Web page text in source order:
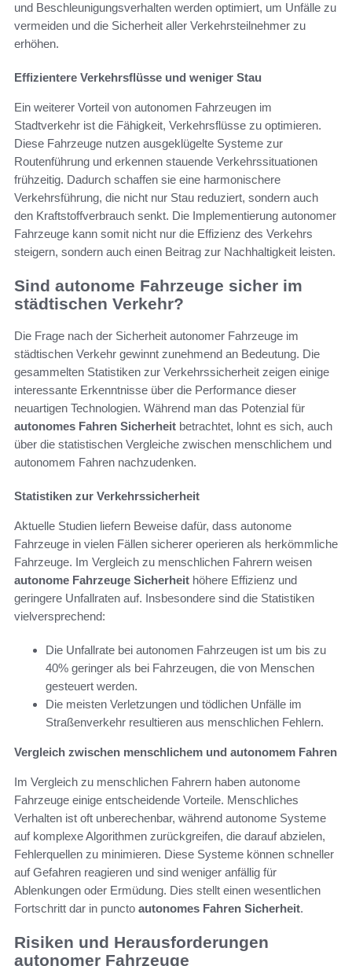
und Beschleunigungsverhalten werden optimiert, um Unfälle zu
vermeiden und die Sicherheit aller Verkehrsteilnehmer zu
erhöhen.
Effizientere Verkehrsflüsse und weniger Stau
Ein weiterer Vorteil von autonomen Fahrzeugen im
Stadtverkehr ist die Fähigkeit, Verkehrsflüsse zu optimieren.
Diese Fahrzeuge nutzen ausgeklügelte Systeme zur
Routenführung und erkennen stauende Verkehrssituationen
frühzeitig. Dadurch schaffen sie eine harmonischere
Verkehrsführung, die nicht nur Stau reduziert, sondern auch
den Kraftstoffverbrauch senkt. Die Implementierung autonomer
Fahrzeuge kann somit nicht nur die Effizienz des Verkehrs
steigern, sondern auch einen Beitrag zur Nachhaltigkeit leisten.
Sind autonome Fahrzeuge sicher im
städtischen Verkehr?
Die Frage nach der Sicherheit autonomer Fahrzeuge im
städtischen Verkehr gewinnt zunehmend an Bedeutung. Die
gesammelten Statistiken zur Verkehrssicherheit zeigen einige
interessante Erkenntnisse über die Performance dieser
neuartigen Technologien. Während man das Potenzial für
autonomes Fahren Sicherheit betrachtet, lohnt es sich, auch
über die statistischen Vergleiche zwischen menschlichem und
autonomem Fahren nachzudenken.
Statistiken zur Verkehrssicherheit
Aktuelle Studien liefern Beweise dafür, dass autonome
Fahrzeuge in vielen Fällen sicherer operieren als herkömmliche
Fahrzeuge. Im Vergleich zu menschlichen Fahrern weisen
autonome Fahrzeuge Sicherheit höhere Effizienz und
geringere Unfallraten auf. Insbesondere sind die Statistiken
vielversprechend:
Die Unfallrate bei autonomen Fahrzeugen ist um bis zu
40% geringer als bei Fahrzeugen, die von Menschen
gesteuert werden.
Die meisten Verletzungen und tödlichen Unfälle im
Straßenverkehr resultieren aus menschlichen Fehlern.
Vergleich zwischen menschlichem und autonomem Fahren
Im Vergleich zu menschlichen Fahrern haben autonome
Fahrzeuge einige entscheidende Vorteile. Menschliches
Verhalten ist oft unberechenbar, während autonome Systeme
auf komplexe Algorithmen zurückgreifen, die darauf abzielen,
Fehlerquellen zu minimieren. Diese Systeme können schneller
auf Gefahren reagieren und sind weniger anfällig für
Ablenkungen oder Ermüdung. Dies stellt einen wesentlichen
Fortschritt dar in puncto autonomes Fahren Sicherheit.
Risiken und Herausforderungen
autonomer Fahrzeuge